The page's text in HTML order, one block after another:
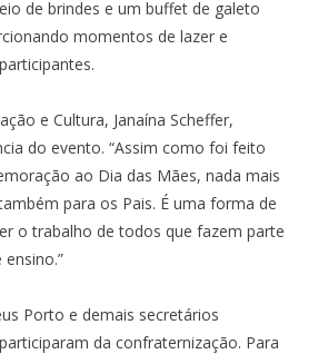
de brindes e um buffet de galeto
momentos de lazer e
e Cultura, Janaína Scheffer,
do evento. “Assim como foi feito
ao Dia das Mães, nada mais
para os Pais. É uma forma de
o trabalho de todos que fazem parte
Porto e demais secretários
da confraternização. Para